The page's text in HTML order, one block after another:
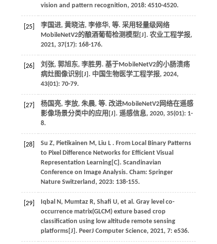
vision and pattern recognition, 2018: 4510-4520.
[25] 李国进, 黄晓洁, 李修华, 等. 采用轻量级网络
MobileNetV2的酿酒葡萄检测模型[J]. 农业工程学报,
2021, 37(17): 168-176.
[26]
刘张, 郭旭东, 李胜男. 基于MobileNetV2的小肠溃疡
病灶图像识别[J]. 中国生物医学工程学报, 2024,
43(01): 70-79.
[27] 杨国亮, 李放, 朱晨, 等. 改进MobileNetV2网络在遥感
影像场景分类中的应用[J]. 遥感信息, 2020, 35(01): 1-
8.
[28] Su Z, Pietikainen M, Liu L . From Local Binary Patterns
to Pixel Difference Networks for Efficient Visual
Representation Learning[C]. Scandinavian
Conference on Image Analysis. Cham: Springer
Nature Switzerland, 2023: 138-155.
[29] Iqbal N, Mumtaz R, Shafi U, et al. Gray level co-
occurrence matrix(GLCM) exture based crop
classification using low altitude remote sensing
platforms[J]. PeerJ Computer Science, 2021, 7: e536.